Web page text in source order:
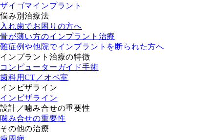
ザイゴマインプラント
悩み別治療法
入れ歯でお困りの方へ
骨が薄い方のインプラント治療
難症例や他院でインプラントを断られた方へ
インプラント治療の特徴
コンピューターガイド手術
歯科用CT／オペ室
インビザライン
インビザライン
設計／噛み合せの重要性
噛み合せの重要性
その他の治療